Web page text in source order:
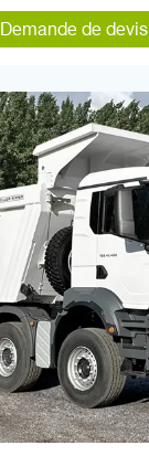
Demande de devis